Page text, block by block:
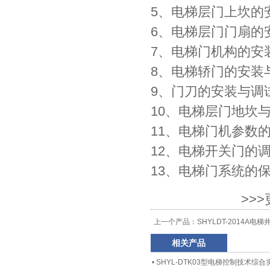
5、电梯层门上坎的
6、电梯层门门扇的
7、电梯门机构的安
8、电梯轿门的安装
9、门刀的安装与调
10、电梯层门地坎
11、电梯门机参数
12、电梯开关门的
13、电梯门系统的
>>>
上一个产品： SHYLDT-2014A电梯
相关产品
• SHYL-DTK03型电梯控制技术综合